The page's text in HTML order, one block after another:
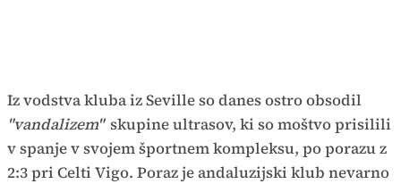
Iz vodstva kluba iz Seville so danes ostro obsodil
"vandalizem" skupine ultrasov, ki so moštvo prisilili
v spanje v svojem športnem kompleksu, po porazu z
2:3 pri Celti Vigo. Poraz je andaluzijski klub nevarno